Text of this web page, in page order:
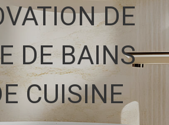
DE
DE BAINS
CUISINE